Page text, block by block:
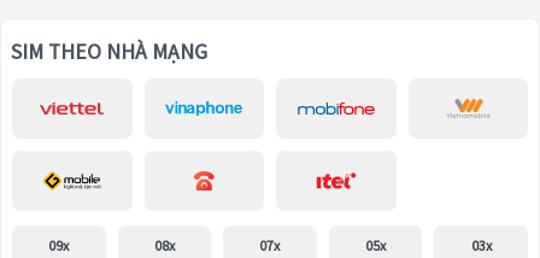
SIM THEO NHÀ MẠNG
09x 08x 07x 05x 03x